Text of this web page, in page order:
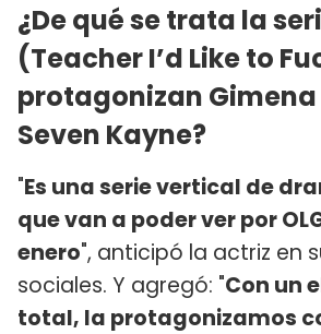
¿De qué se trata la
(Teacher I’d Like to
protagonizan
Seven Kayne?
"Es una serie vertical de
que van a poder ver por
enero", anticipó la actriz en
sociales. Y agregó: "Con un
total, la protagonizamos